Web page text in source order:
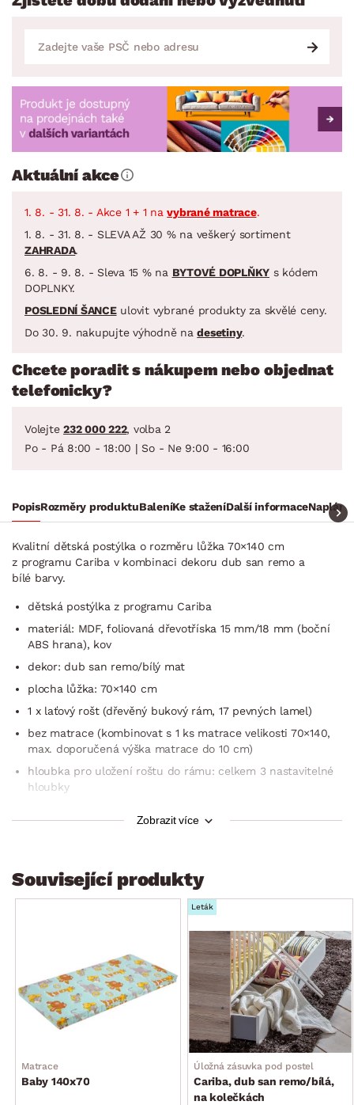
Aktuální akce
1. 8. - 31. 8. - Akce 1 + 1 navybrané matrace.
1. 8. - 31. 8. - SLEVA AŽ 30 % na veškerý sortiment
ZAHRADA.
6. 8. - 9. 8. - Sleva 15 % na BYTOVÉ DOPLŇKY s kódem
DOPLNKY.
POSLEDNÍ ŠANCEulovit vybrané produkty za skvělé ceny.
Do 30. 9. nakupujte výhodně nadesetiny.
Chcete poradit s nákupem nebo objednat
telefonicky?
Volejte 232 000 222, volba 2
Po - Pá 8:00 - 18:00 | So - Ne 9:00 - 16:00
PopisRozměry produktuBaleníKe staženíDalší informace
Kvalitní dětská postýlka o rozměru lůžka 70×140 cm
z programu Cariba v kombinaci dekoru dub san remo a
bílé barvy.
dětská postýlka z programu Cariba
materiál: MDF, foliovaná dřevotříska 15 mm/18 mm (boční
ABS hrana), kov
dekor: dub san remo/bílý mat
plocha lůžka: 70×140 cm
1 x laťový rošt (dřevěný bukový rám, 17 pevných lamel)
bez matrace (kombinovat s 1 ks matrace velikosti 70×140,
max. doporučená výška matrace do 10 cm)
hloubka pro uložení roštu do rámu: celkem 3 nastavitelné
hloubky
jako sdružený produkt)
dodáváno v demontu
Zobrazit více
Související produkty
Matrace
Baby 140x70
Leták
Úložná zásuvka pod postel
Cariba, dub san remo/bílá,
na kolečkách